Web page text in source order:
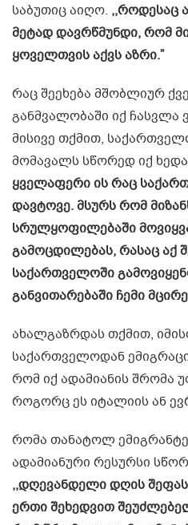
საბუთიც აიღო. ,,როდესაც
მეტად დავრწმუნდი, რომ
ყოველთვის აქვს აზრი.”
რაც შეეხება მშობლიურ
განმვალობაში იქ ჩასვლა
მისივე თქმით,
მომავალს სწორედ იქ
ყველაფერი ის რაც
დავტოვე. მსურს რომ
სრულყოფილებაში
გამოცდილებას, რასაც აქ
საქართველოში
განვითარებაში ჩემი
ახალგაზრდას თქმით,
საქართველოდან
რომ იქ ადამიანის შრომა
როგორც ეს იტალიის ან
რომა თანატოლ
ადამიანური რესურსი
,,დღევანდელი დღის
ერთი შეხედვით